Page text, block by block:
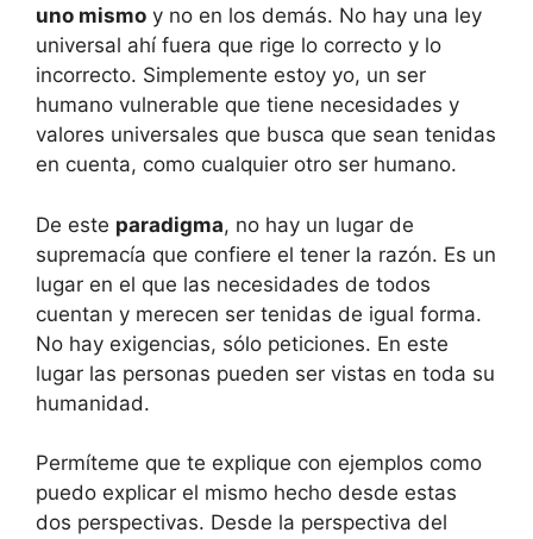
uno mismo y no en los demás. No hay una ley
universal ahí fuera que rige lo correcto y lo
incorrecto. Simplemente estoy yo, un ser
humano vulnerable que tiene necesidades y
valores universales que busca que sean tenidas
en cuenta, como cualquier otro ser humano.
De este paradigma, no hay un lugar de
supremacía que confiere el tener la razón. Es un
lugar en el que las necesidades de todos
cuentan y merecen ser tenidas de igual forma.
No hay exigencias, sólo peticiones. En este
lugar las personas pueden ser vistas en toda su
humanidad.
Permíteme que te explique con ejemplos como
puedo explicar el mismo hecho desde estas
dos perspectivas. Desde la perspectiva del